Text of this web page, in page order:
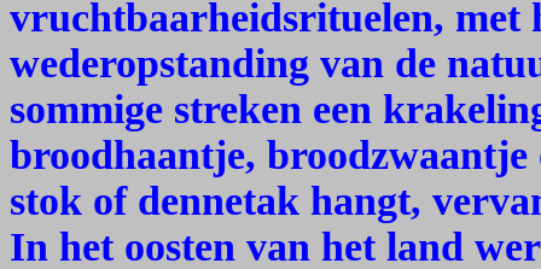
vruchtbaarheidsrituelen, met
wederopstanding van de
sommige streken een
broodhaantje, broodzwaantje
stok of dennetak hangt,
In het oosten van het land